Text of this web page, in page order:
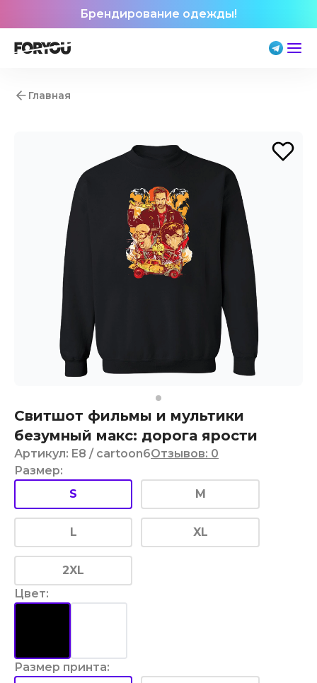
Брендирование одежды!
Главная
Свитшот фильмы и мультики
безумный макс: дорога ярости
Артикул: E8 / cartoon6Отзывов: 0
Размер:
S
M
L XL
2XL
Цвет:
Размер принта: